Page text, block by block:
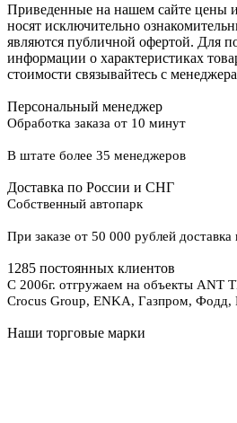
Приведенные на нашем сайте цены и
носят исключительно
являются публичной офертой. Для
информации о характеристиках
стоимости связывайтесь с
Персональный менеджер
Обработка заказа от 10 минут
В штате более 35 менеджеров
Доставка по России и СНГ
Собственный автопарк
При заказе от 50 000 рублей
1285 постоянных клиентов
С 2006г. отгружаем на объекты ANT
Crocus Group, ENKA, Газпром, Фодд,
Наши торговые марки